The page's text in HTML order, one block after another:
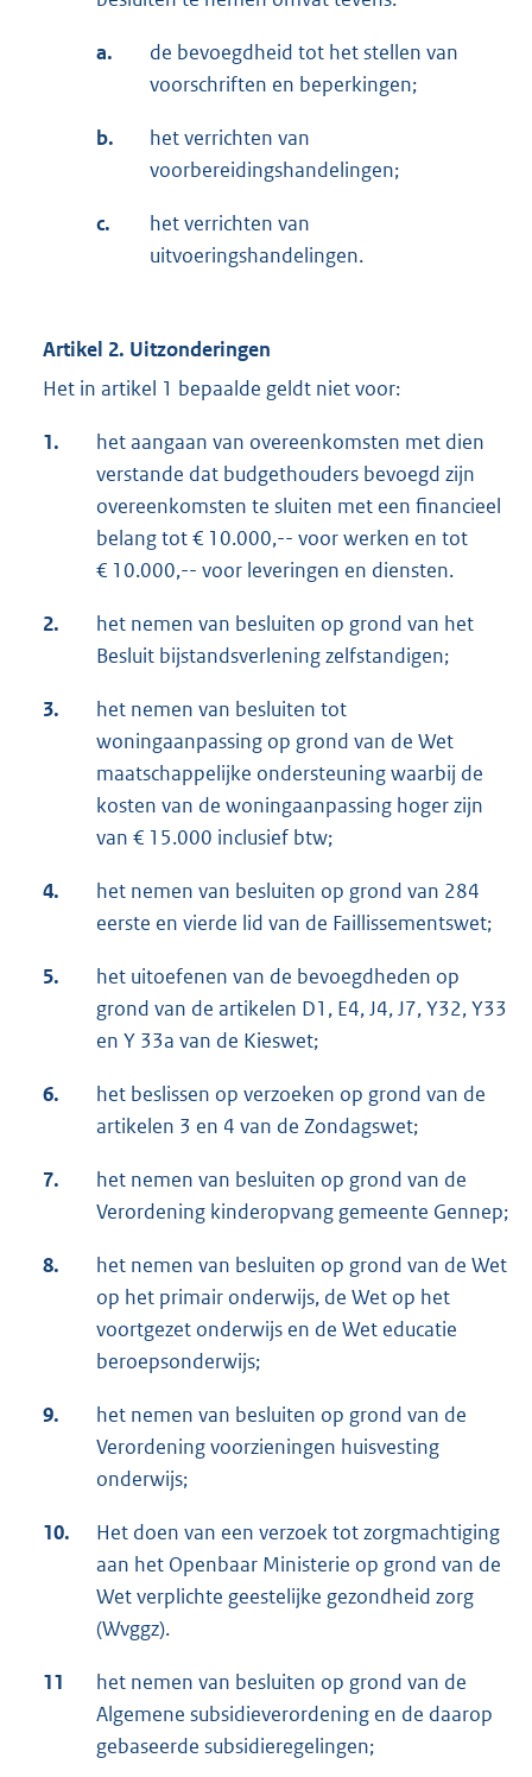
a.
de bevoegdheid tot het stellen van
voorschriften en beperkingen;
b.
het verrichten van
voorbereidingshandelingen;
c.
het verrichten van
uitvoeringshandelingen.
Artikel 2. Uitzonderingen
Het in artikel 1 bepaalde geldt niet voor:
1.
het aangaan van overeenkomsten met dien
verstande dat budgethouders bevoegd zijn
overeenkomsten te sluiten met een financieel
belang tot € 10.000,-- voor werken en tot
€ 10.000,-- voor leveringen en diensten.
2.
het nemen van besluiten op grond van het
Besluit bijstandsverlening zelfstandigen;
3.
het nemen van besluiten tot
woningaanpassing op grond van de Wet
maatschappelijke ondersteuning waarbij de
kosten van de woningaanpassing hoger zijn
van € 15.000 inclusief btw;
4.
het nemen van besluiten op grond van 284
eerste en vierde lid van de Faillissementswet;
5.
het uitoefenen van de bevoegdheden op
grond van de artikelen D1, E4, J4, J7, Y32, Y33
en Y 33a van de Kieswet;
6.
het beslissen op verzoeken op grond van de
artikelen 3 en 4 van de Zondagswet;
7.
het nemen van besluiten op grond van de
Verordening kinderopvang gemeente Gennep;
8.
het nemen van besluiten op grond van de Wet
op het primair onderwijs, de Wet op het
voortgezet onderwijs en de Wet educatie
beroepsonderwijs;
9.
het nemen van besluiten op grond van de
Verordening voorzieningen huisvesting
onderwijs;
10.
Het doen van een verzoek tot zorgmachtiging
aan het Openbaar Ministerie op grond van de
Wet verplichte geestelijke gezondheid zorg
(Wvggz).
11
het nemen van besluiten op grond van de
Algemene subsidieverordening en de daarop
gebaseerde subsidieregelingen;